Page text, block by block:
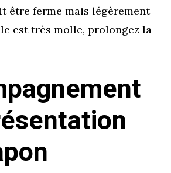
être ferme mais légèrement
est très molle, prolongez la